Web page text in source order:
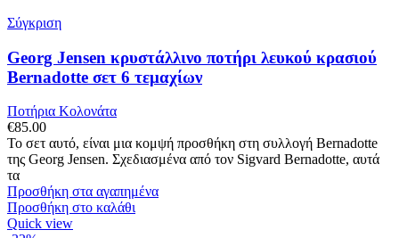
Σύγκριση
Georg Jensen κρυστάλλινο ποτήρι λευκού κρασιού
Bernadotte σετ 6 τεμαχίων
Ποτήρια Κολονάτα
€85.00
Το σετ αυτό, είναι μια κομψή προσθήκη στη συλλογή Bernadotte
της Georg Jensen. Σχεδιασμένα από τον Sigvard Bernadotte, αυτά
τα
Προσθήκη στα αγαπημένα
Προσθήκη στο καλάθι
Quick view